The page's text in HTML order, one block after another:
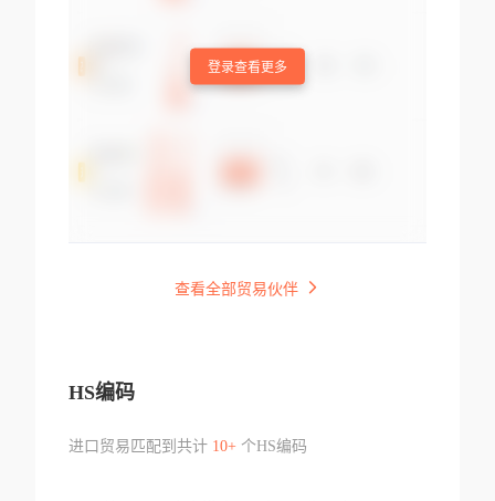
登录查看更多
查看全部贸易伙伴
HS编码
进口贸易匹配到共计 10+个HS编码